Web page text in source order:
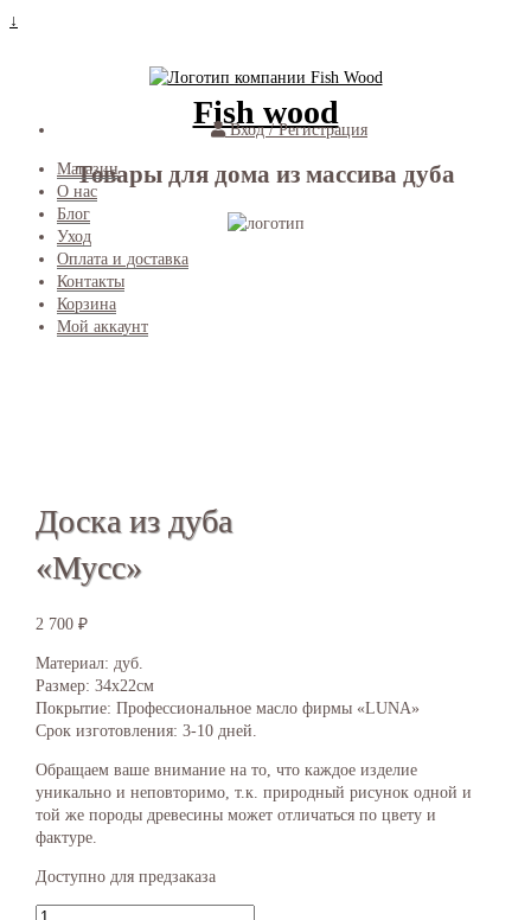
↓
Fish wood
Товары для дома из массива дуба
Вход / Регистрация
Магазин
О нас
Блог
Уход
Оплата и доставка
Контакты
Корзина
Мой аккаунт
Доска из дуба
«Мусс»
2 700 ₽
Материал: дуб.
Размер: 34х22см
Покрытие: Профессиональное масло фирмы «LUNA»
Срок изготовления: 3-10 дней.
Обращаем ваше внимание на то, что каждое изделие
уникально и неповторимо, т.к. природный рисунок одной и
той же породы древесины может отличаться по цвету и
фактуре.
Доступно для предзаказа
Количество